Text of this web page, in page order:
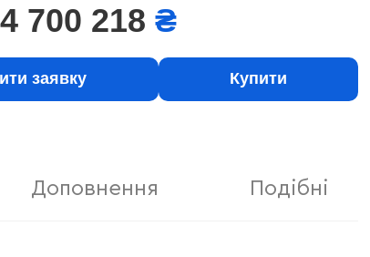
4 700 218 ₴
заявку Купити
Доповнення Подібні